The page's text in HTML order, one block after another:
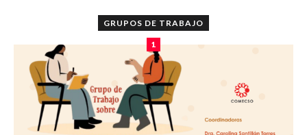
GRUPOS DE TRABAJO
1